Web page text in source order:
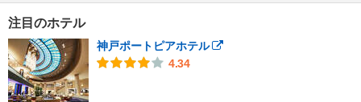
注目のホテル
神戸ポートピアホテル
4.34